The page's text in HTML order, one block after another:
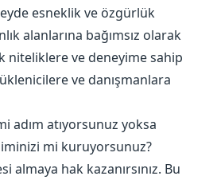
esneklik ve özgürlük
alanlarına bağımsız olarak
niteliklere ve deneyime sahip
ve danışmanlara
adım atıyorsunuz yoksa
mi kuruyorsunuz?
almaya hak kazanırsınız. Bu